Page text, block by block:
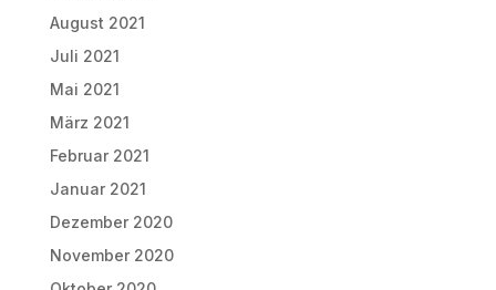
August 2021
Juli 2021
Mai 2021
März 2021
Februar 2021
Januar 2021
Dezember 2020
November 2020